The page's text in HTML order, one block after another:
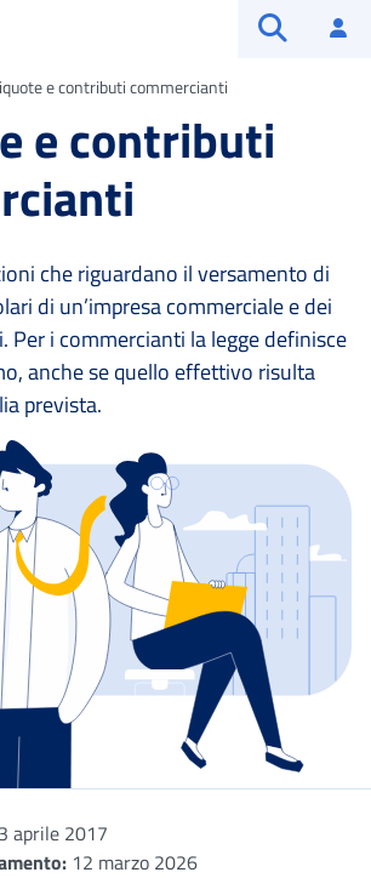
e contributi commercianti
e contributi
che riguardano il versamento di
di un’impresa commerciale e dei
Per i commercianti la legge definisce
anche se quello effettivo risulta
prevista.
3 aprile 2017
12 marzo 2026